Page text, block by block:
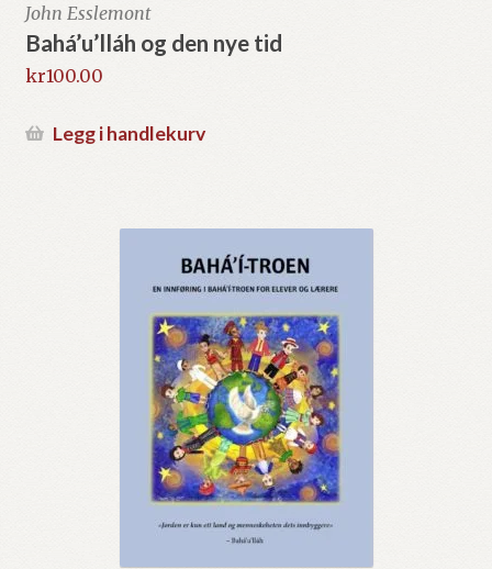
John Esslemont
Bahá’u’lláh og den nye tid
kr100.00
Legg i handlekurv